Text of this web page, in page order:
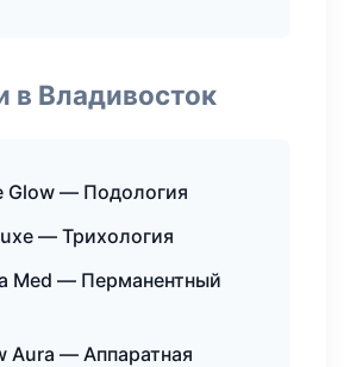
в Владивосток
Glow — Подология
— Трихология
Med — Перманентный
Aura — Аппаратная